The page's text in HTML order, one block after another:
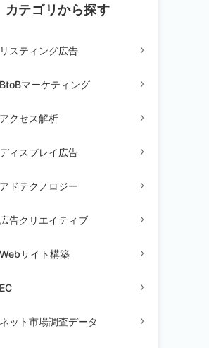
カテゴリから探す
リスティング広告
BtoBマーケティング
アクセス解析
ディスプレイ広告
アドテクノロジー
広告クリエイティブ
Webサイト構築
EC
ネット市場調査データ